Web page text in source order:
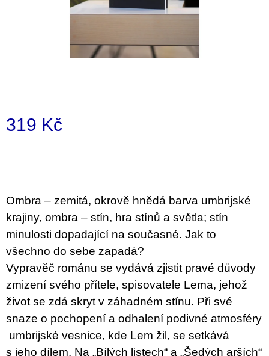
319 Kč
Ombra – zemitá, okrově hnědá barva umbrijské
krajiny, ombra – stín, hra stínů a světla; stín
minulosti dopadající na současné. Jak to
všechno do sebe zapadá?
Vypravěč románu se vydává zjistit pravé důvody
zmizení svého přítele, spisovatele Lema, jehož
život se zdá skryt v záhadném stínu. Při své
snaze o pochopení a odhalení podivné atmosféry
umbrijské vesnice, kde Lem žil, se setkává
s jeho dílem. Na „Bílých listech“ a „Šedých arších“
D
o
p
o
r
u
č
u
j
e
m
e
PŘIŠEL